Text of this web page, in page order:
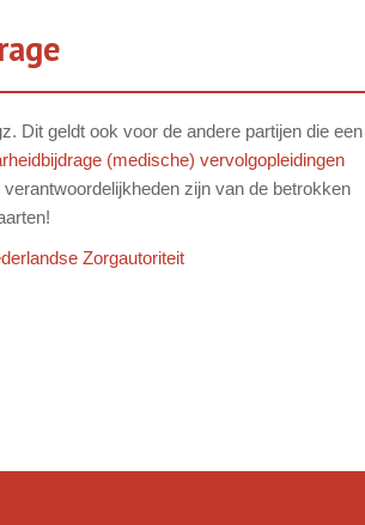
Dit geldt ook voor de andere partijen die
(medische) vervolgopleidingen
zijn van de betrokken
Zorgautoriteit